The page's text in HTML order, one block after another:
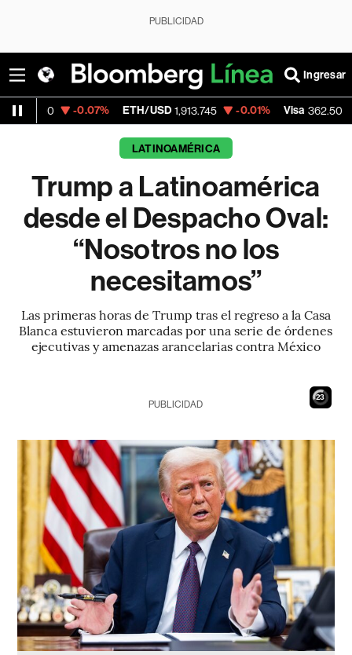
PUBLICIDAD
Ingresar
ETH/USD 1,913.745 -0.01% Visa 362.50 -2.15%
LATINOAMÉRICA
Trump a Latinoamérica
desde el Despacho Oval:
“Nosotros no los
necesitamos”
Las primeras horas de Trump tras el regreso a la Casa
Blanca estuvieron marcadas por una serie de órdenes
ejecutivas y amenazas arancelarias contra México
22
PUBLICIDAD